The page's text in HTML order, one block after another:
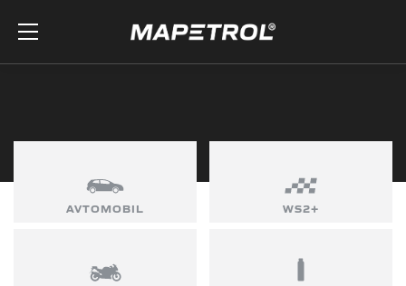
AVTOMOBIL WS2+